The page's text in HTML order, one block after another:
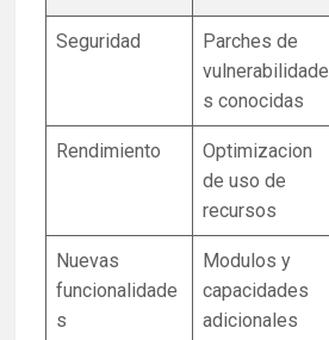
Seguridad
Parches de
vulnerabilidade
s conocidas
Rendimiento
Optimizacion
de uso de
recursos
Nuevas
funcionalidade
s
Modulos y
capacidades
adicionales